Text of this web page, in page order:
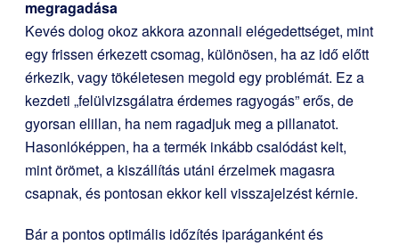
megragadása
Kevés dolog okoz akkora azonnali elégedettséget, mint
egy frissen érkezett csomag, különösen, ha az idő előtt
érkezik, vagy tökéletesen megold egy problémát. Ez a
kezdeti „felülvizsgálatra érdemes ragyogás” erős, de
gyorsan elillan, ha nem ragadjuk meg a pillanatot.
Hasonlóképpen, ha a termék inkább csalódást kelt,
mint örömet, a kiszállítás utáni érzelmek magasra
csapnak, és pontosan ekkor kell visszajelzést kérnie.
Bár a pontos optimális időzítés iparáganként és